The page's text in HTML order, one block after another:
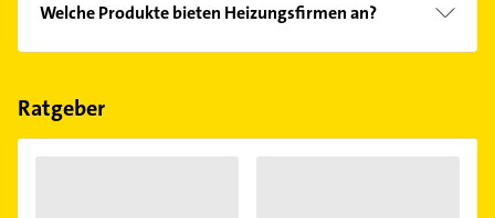
Badrenovierung, Klimatechnik,
Badkomplettsanierung, Heizung und
Welche Produkte bieten Heizungsfirmen an?
Das Angebot umfasst unter anderem Heizung und
Ratgeber